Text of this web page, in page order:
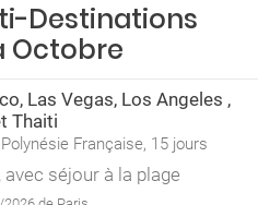
Destinations
Octobre
Las Vegas, Los Angeles ,
Thaiti
Française, 15 jours
avec séjour à la plage